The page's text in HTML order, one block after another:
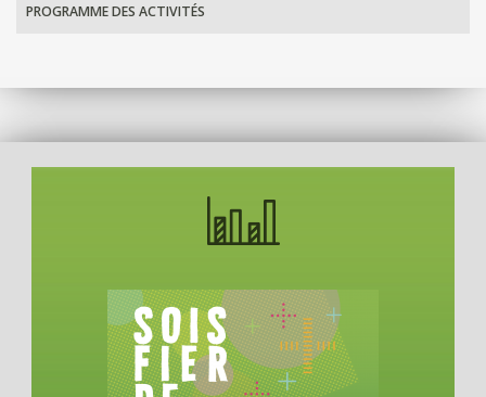
PROGRAMME DES ACTIVITÉS